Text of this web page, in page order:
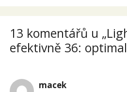
13 komentářů u
efektivně 36:
macek